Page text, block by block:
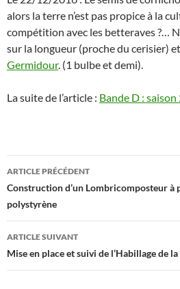
alors la terre n’est pas propice à la
compétition avec les betteraves ?…
sur la longueur (proche du cerisier)
Germidour. (1 bulbe et demi).
La suite de l’article : Bande D :
Navigation
des
articles
ARTICLE PRÉCÉDENT
Construction d’un Lombricomposteur à
polystyrène
ARTICLE SUIVANT
Mise en place et suivi de l’Habillage de